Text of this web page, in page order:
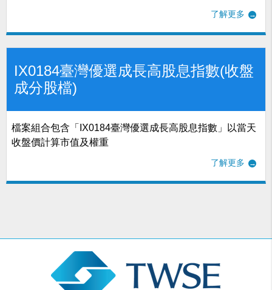
了解更多
IX0184臺灣優選成長高股息指數(收盤
成分股檔)
檔案組合包含「IX0184臺灣優選成長高股息指數」以當天
收盤價計算市值及權重
了解更多